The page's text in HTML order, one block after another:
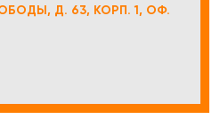
Д. 63, КОРП. 1, ОФ.